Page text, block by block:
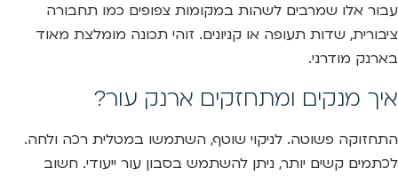
עבור אלו שמרבים לשהות במקומות צפופים כמו תחבורה
ציבורית, שדות תעופה או קניונים. זוהי תכונה מומלצת מאוד
בארנק מודרני.
איך מנקים ומתחזקים ארנק עור?
התחזוקה פשוטה. לניקוי שוטף, השתמשו במטלית רכה ולחה.
לכתמים קשים יותר, ניתן להשתמש בסבון עור ייעודי. חשוב